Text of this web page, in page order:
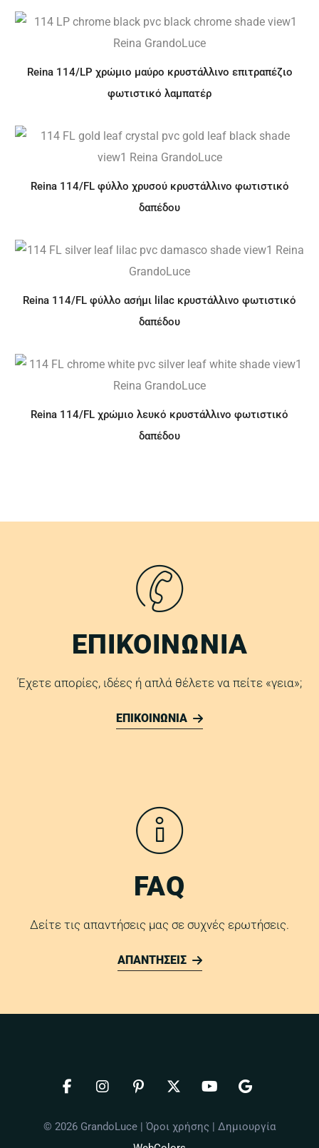
Reina 114/LP χρώμιο μαύρο κρυστάλλινο επιτραπέζιο
φωτιστικό λαμπατέρ
Reina 114/FL φύλλο χρυσού κρυστάλλινο φωτιστικό
δαπέδου
Reina 114/FL φύλλο ασήμι lilac κρυστάλλινο φωτιστικό
δαπέδου
Reina 114/FL χρώμιο λευκό κρυστάλλινο φωτιστικό
δαπέδου
ΕΠΙΚΟΙΝΩΝΙΑ
Έχετε απορίες, ιδέες ή απλά θέλετε να πείτε «γεια»;
ΕΠΙΚΟΙΝΩΝΙΑ
FAQ
Δείτε τις απαντήσεις μας σε συχνές ερωτήσεις.
ΑΠΑΝΤΗΣΕΙΣ
© 2026 GrandoLuce | Όροι χρήσης | Δημιουργία